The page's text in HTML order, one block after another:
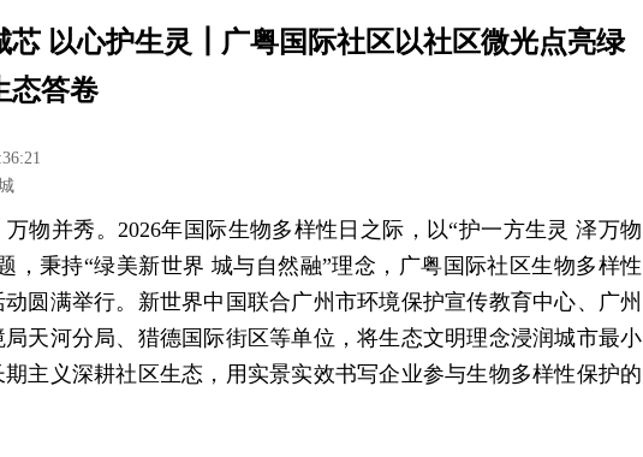
芯 以心护生灵┃广粤国际社区以社区微光点亮绿
态答卷
物并秀。2026年国际生物多样性日之际，以“护一方生灵 泽万物
，秉持“绿美新世界 城与自然融”理念，广粤国际社区生物多样性
圆满举行。新世界中国联合广州市环境保护宣传教育中心、广州
天河分局、猎德国际街区等单位，将生态文明理念浸润城市最小
主义深耕社区生态，用实景实效书写企业参与生物多样性保护的